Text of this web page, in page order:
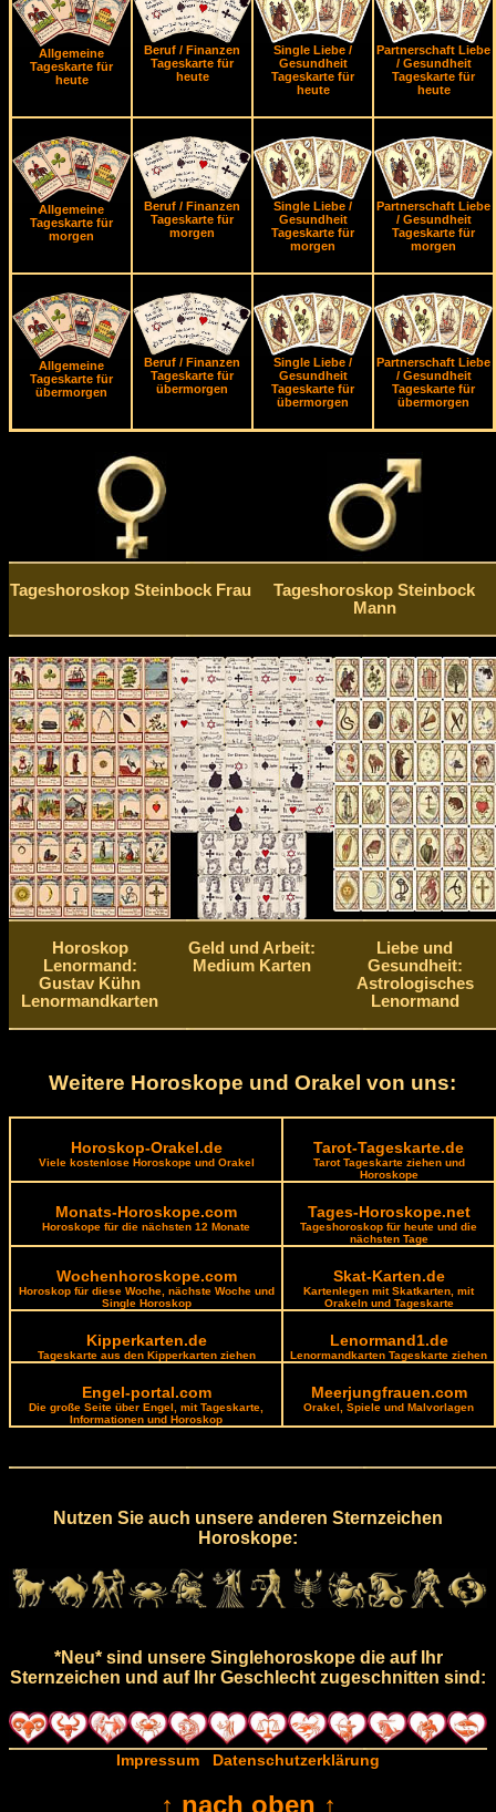
Allgemeine
Tageskarte für
heute
Beruf / Finanzen
Tageskarte für
heute
Single Liebe /
Gesundheit
Tageskarte für
heute
Partnerschaft Liebe
/ Gesundheit
Tageskarte für
heute
Allgemeine
Tageskarte für
morgen
Beruf / Finanzen
Tageskarte für
morgen
Single Liebe /
Gesundheit
Tageskarte für
morgen
Partnerschaft Liebe
/ Gesundheit
Tageskarte für
morgen
Allgemeine
Tageskarte für
übermorgen
Beruf / Finanzen
Tageskarte für
übermorgen
Single Liebe /
Gesundheit
Tageskarte für
übermorgen
Partnerschaft Liebe
/ Gesundheit
Tageskarte für
übermorgen
Tageshoroskop Steinbock Frau
Tageshoroskop Steinbock
Mann
Horoskop
Lenormand:
Gustav Kühn
Lenormandkarten
Geld und Arbeit:
Medium Karten
Liebe und
Gesundheit:
Astrologisches
Lenormand
Weitere Horoskope und Orakel von uns:
Horoskop-Orakel.de
Viele kostenlose Horoskope und Orakel
Tarot-Tageskarte.de
Tarot Tageskarte ziehen und
Horoskope
Monats-Horoskope.com
Horoskope für die nächsten 12 Monate
Tages-Horoskope.net
Tageshoroskop für heute und die
nächsten Tage
Wochenhoroskope.com
Horoskop für diese Woche, nächste Woche und
Single Horoskop
Skat-Karten.de
Kartenlegen mit Skatkarten, mit
Orakeln und Tageskarte
Kipperkarten.de
Tageskarte aus den Kipperkarten ziehen
Lenormand1.de
Lenormandkarten Tageskarte ziehen
Engel-portal.com
Die große Seite über Engel, mit Tageskarte,
Informationen und Horoskop
Meerjungfrauen.com
Orakel, Spiele und Malvorlagen
Nutzen Sie auch unsere anderen Sternzeichen
Horoskope:
*Neu* sind unsere Singlehoroskope die auf Ihr
Sternzeichen und auf Ihr Geschlecht zugeschnitten sind:
Impressum Datenschutzerklärung
↑ nach oben ↑